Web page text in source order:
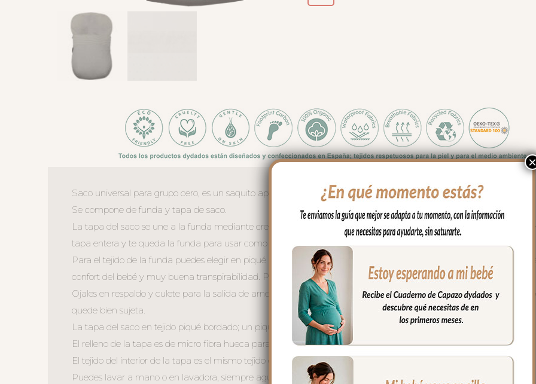
Saco universal para grupo cero, es un saquito apto para casi todos los modelos de grupo cero de tipo maxicosi.
Se compone de funda y tapa de saco.
La tapa del saco se une a la funda mediante cremalleras laterales, siempre a tono, que puedes abrir como
tapa entera y te queda la funda para usar como colchoneta en los días de calor.
Para el tejido de la funda puedes elegir en piqué de algodón o en pelo corto liso. Con un relleno de micro fibra
confort del bebé y muy buena transpirabilidad. Por el revés un tejido rejilla 3D para una mejor ventilación.
Ojales en respaldo y culete para la salida de arneses. Traseras ajustadas con goma en la parte superior y en la
quede bien sujeta.
La tapa del saco en tejido piqué bordado; un piqué de algodón.
El relleno de la tapa es de micro fibra hueca para mayor confort del bebé y muy buena transpirabilidad.
El tejido del interior de la tapa es el mismo tejido que la funda.
Puedes lavar a mano o en lavadora, siempre agua fría, jabones no abrasivos y secado al natural.
×